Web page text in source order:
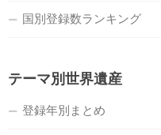
国別登録数ランキング
テーマ別世界遺産
登録年別まとめ